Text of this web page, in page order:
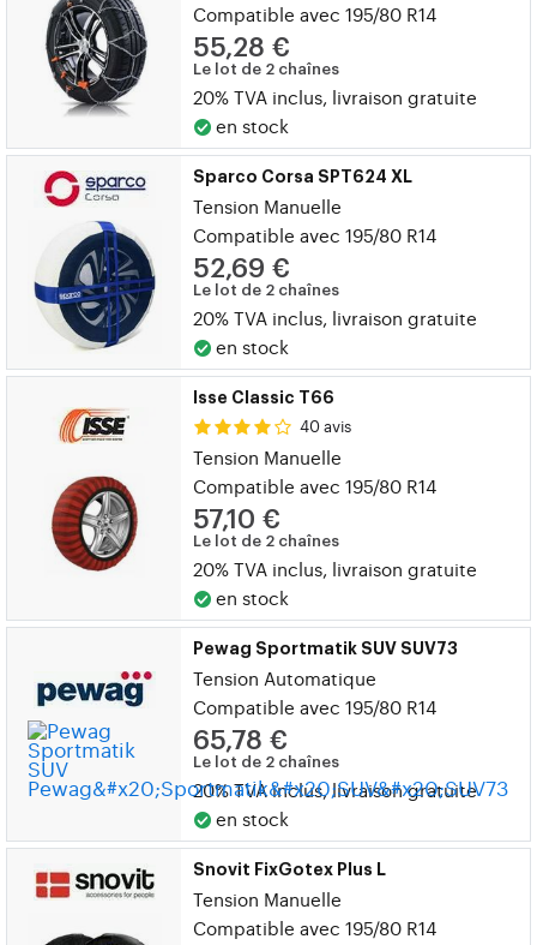
Compatible avec 195/80 R14
55,28 €
Le lot de 2 chaînes
20% TVA inclus, livraison gratuite
en stock
Sparco Corsa SPT624 XL
Tension Manuelle
Compatible avec 195/80 R14
52,69 €
Le lot de 2 chaînes
20% TVA inclus, livraison gratuite
en stock
Isse Classic T66
40 avis
Tension Manuelle
Compatible avec 195/80 R14
57,10 €
Le lot de 2 chaînes
20% TVA inclus, livraison gratuite
en stock
Pewag Sportmatik SUV SUV73
Tension Automatique
Compatible avec 195/80 R14
65,78 €
Le lot de 2 chaînes
20% TVA inclus, livraison gratuite
en stock
Snovit FixGotex Plus L
Tension Manuelle
Compatible avec 195/80 R14